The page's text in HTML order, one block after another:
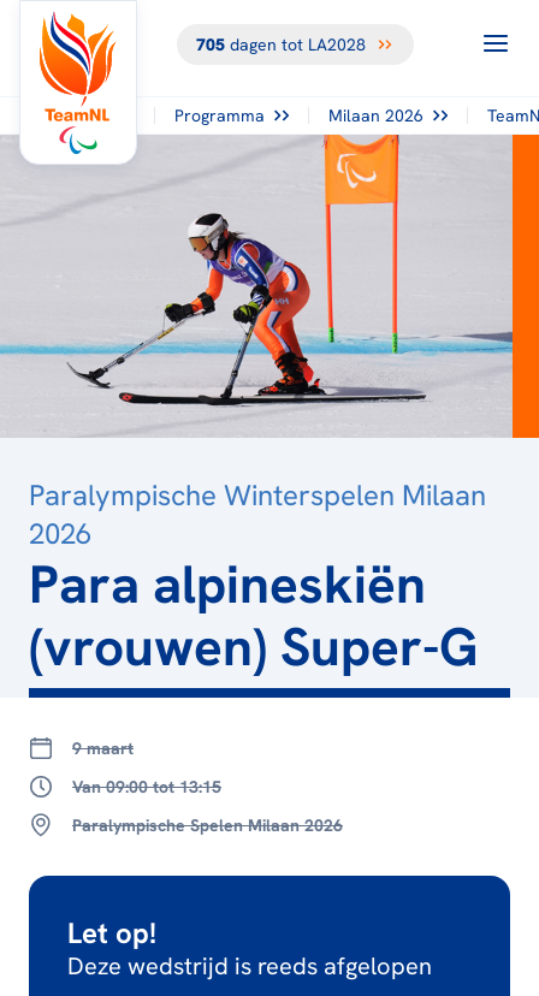
705dagen tot LA2028
Programma Milaan 2026
Paralympische Winterspelen Milaan
2026
Para alpineskiën
(vrouwen) Super-G
9 maart
Van 09:00 tot 13:15
Paralympische Spelen Milaan 2026
Let op!
Deze wedstrijd is reeds afgelopen
TERUG NAAR
OVERZICHT